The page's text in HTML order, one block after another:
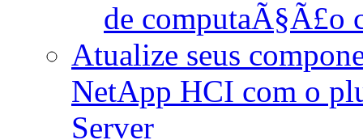
de computaÃ§Ã£o
Atualize seus
NetApp HCI com o
Server